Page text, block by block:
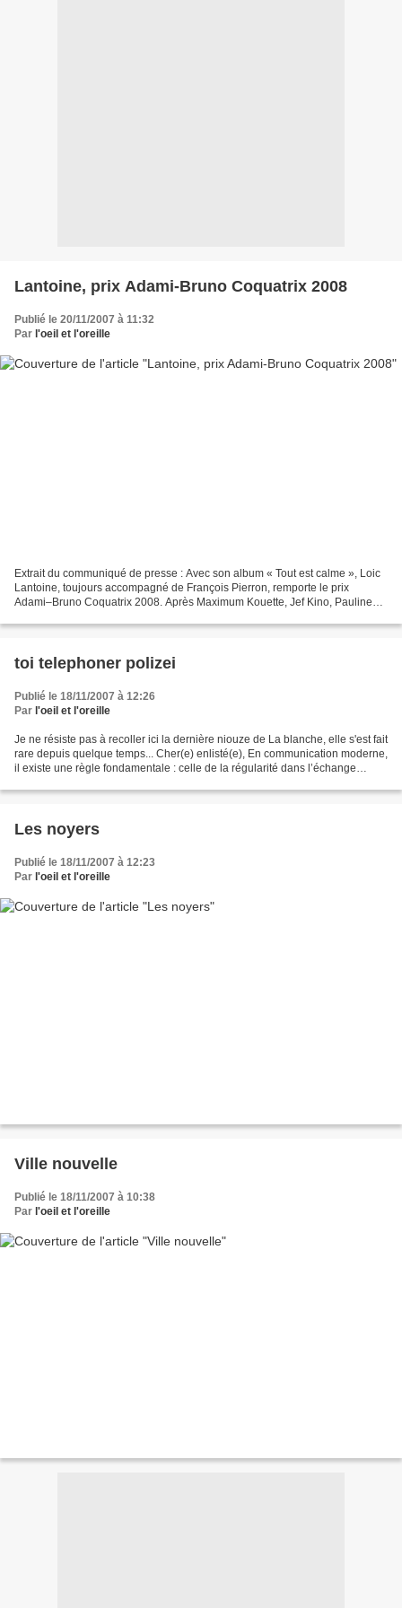
Lantoine, prix Adami-Bruno Coquatrix 2008
Publié le 20/11/2007 à 11:32
Par l'oeil et l'oreille
Extrait du communiqué de presse : Avec son album « Tout est calme », Loic
Lantoine, toujours accompagné de François Pierron, remporte le prix
Adami–Bruno Coquatrix 2008. Après Maximum Kouette, Jef Kino, Pauline
toi telephoner polizei
Publié le 18/11/2007 à 12:26
Par l'oeil et l'oreille
Je ne résiste pas à recoller ici la dernière niouze de La blanche, elle s'est fait
rare depuis quelque temps... Cher(e) enlisté(e), En communication moderne,
il existe une règle fondamentale : celle de la régularité dans l’échange
Les noyers
Publié le 18/11/2007 à 12:23
Par l'oeil et l'oreille
Ville nouvelle
Publié le 18/11/2007 à 10:38
Par l'oeil et l'oreille